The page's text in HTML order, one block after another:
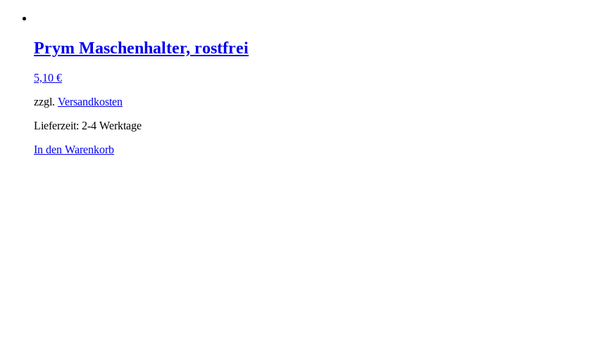
Prym Maschenhalter, rostfrei
5,10 €
zzgl. Versandkosten
Lieferzeit: 2-4 Werktage
In den Warenkorb